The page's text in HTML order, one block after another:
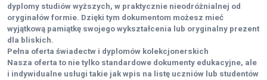
dyplomy studiów wyższych, w praktycznie nieodróżnialnej od
oryginałów formie. Dzięki tym dokumentom możesz mieć
wyjątkową pamiątkę swojego wykształcenia lub oryginalny prezent
dla bliskich.
Pełna oferta świadectw i dyplomów kolekcjonerskich
Nasza oferta to nie tylko standardowe dokumenty edukacyjne, ale
i indywidualne usługi takie jak wpis na listę uczniów lub studentów